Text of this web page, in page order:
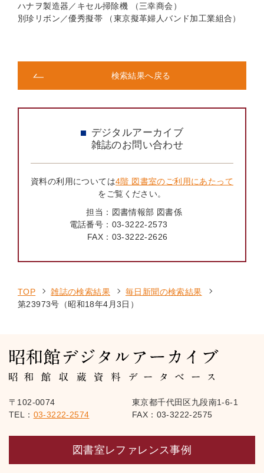
ハナヲ製造器／キセル掃除機 （三幸商会）
別珍リボン／優秀擬帯 （東京擬革婦人バンド加工業組合）
検索結果へ戻る
デジタルアーカイブ
雑誌のお問い合わせ
資料の利用については4階 図書室のご利用にあたって
をご覧ください。
担当： 図書情報部 図書係
電話番号： 03-3222-2573
FAX： 03-3222-2626
TOP 雑誌の検索結果
毎日新聞の検索結果
第23973号（昭和18年4月3日）
〒102-0074
東京都千代田区九段南1-6-1
TEL： 03-3222-2574 FAX：03-3222-2575
図書室レファレンス事例